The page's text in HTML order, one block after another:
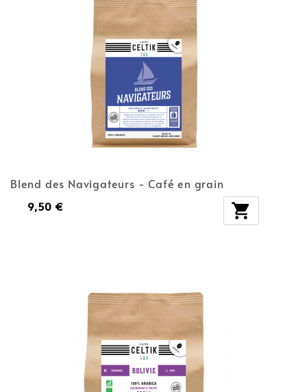
Blend des Navigateurs - Café en grain
9,50 € 